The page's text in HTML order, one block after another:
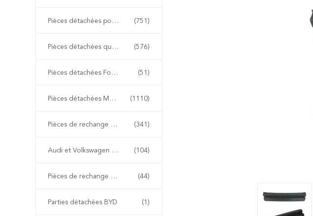
Pièces détachées pour Mercedes Sprinter (751)
Pièces détachées quotidiennes Iveco (576)
Pièces détachées Ford Transit (51)
Pièces détachées Mercedes Benz (1110)
Pièces de rechange de BMW (341)
Audi et Volkswagen pièces détachées (104)
Pièces de rechange de Renault (44)
Parties détachées BYD (1)